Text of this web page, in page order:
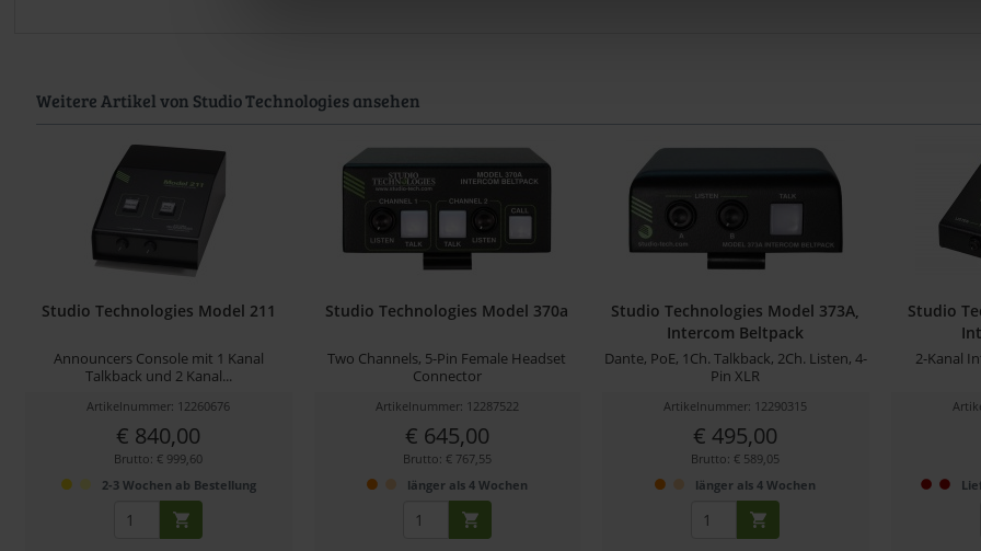
Weitere Artikel von Studio Technologies ansehen
Studio Technologies Model 211
Announcers Console mit 1 Kanal
Talkback und 2 Kanal...
Artikelnummer: 12260676
€ 840,00
Brutto: € 999,60
2-3 Wochen ab Bestellung
Studio Technologies Model 370a
Two Channels, 5-Pin Female Headset
Connector
Artikelnummer: 12287522
€ 645,00
Brutto: € 767,55
länger als 4 Wochen
Studio Technologies Model 373A,
Intercom Beltpack
Dante, PoE, 1Ch. Talkback, 2Ch. Listen, 4-
Pin XLR
Artikelnummer: 12290315
€ 495,00
Brutto: € 589,05
länger als 4 Wochen
Studio
2-Kanal